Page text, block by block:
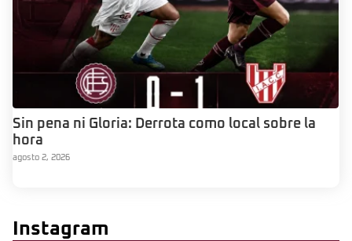
Sin pena ni Gloria: Derrota como local sobre la
hora
agosto 2, 2026
Instagram